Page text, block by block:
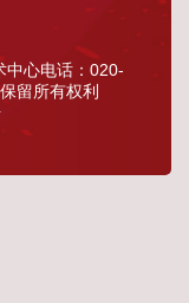
中心电话：020-
留所有权利